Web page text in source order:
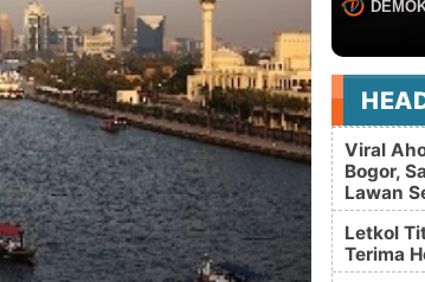
Viral
Bogor,
Lawan
Letkol
Terima